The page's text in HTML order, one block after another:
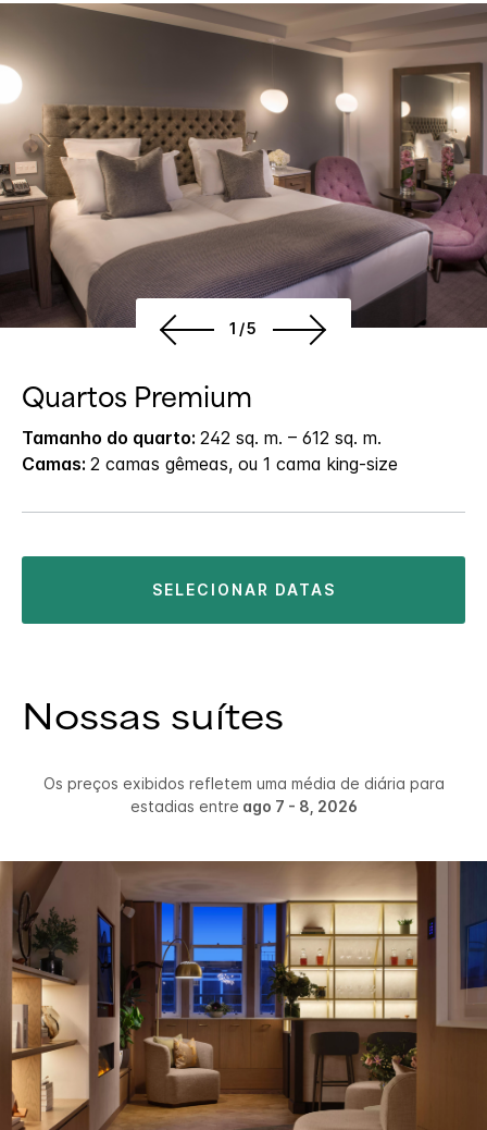
1/5
Quartos Premium
Tamanho do quarto: 242 sq. m. – 612 sq. m.
Camas: 2 camas gêmeas, ou 1 cama king-size
SELECIONAR DATAS
Nossas suítes
Os preços exibidos refletem uma média de diária para
estadias entre ago 7 - 8, 2026